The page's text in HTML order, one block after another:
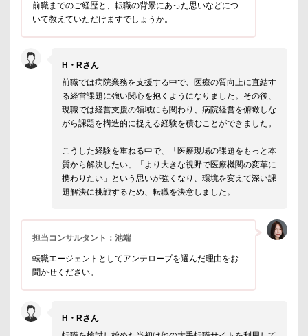
前職までのご経歴と、転職の背景にあった思いなどにつ
いて教えていただけますでしょうか。
H・Rさん
前職では病院業務を支援する中で、医療の質向上に直結す
る経営課題に強い関心を抱くようになりました。その後、
現職では経営支援の領域にも関わり、病院経営を俯瞰しな
がら課題を構造的に捉える経験を積むことができました。
こうした経験を重ねる中で、「医療現場の課題をもっと本
質から解決したい」「より大きな視野で医療機関の変革に
携わりたい」という思いが強くなり、環境を変えて深い課
題解決に挑戦するため、転職を決意しました。
担当コンサルタント：池端
転職エージェントとしてアンテロープを選んだ理由をお
聞かせください。
H・Rさん